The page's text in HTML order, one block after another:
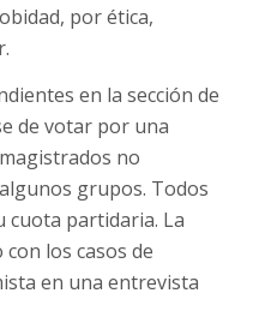
por ética,
en la sección de
de votar por una
no
grupos. Todos
cuota partidaria. La
los casos de
en una entrevista